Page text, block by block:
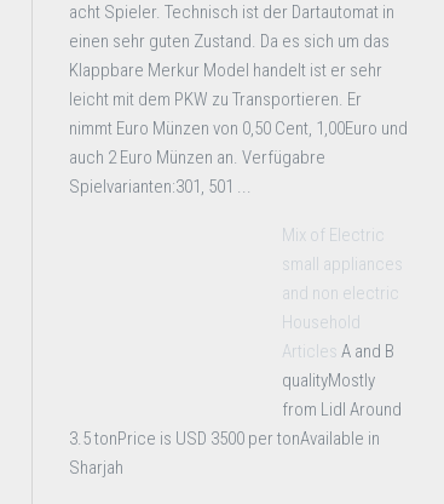
acht Spieler. Technisch ist der Dartautomat in
einen sehr guten Zustand. Da es sich um das
Klappbare Merkur Model handelt ist er sehr
leicht mit dem PKW zu Transportieren. Er
nimmt Euro Münzen von 0,50 Cent, 1,00Euro und
auch 2 Euro Münzen an. Verfügabre
Spielvarianten:301, 501 ...
Mix of Electric
small appliances
and non electric
Household
Articles A and B
qualityMostly
from Lidl Around
3.5 tonPrice is USD 3500 per tonAvailable in
Sharjah